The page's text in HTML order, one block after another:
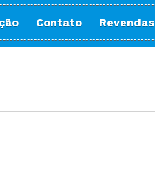
Contato Revendas